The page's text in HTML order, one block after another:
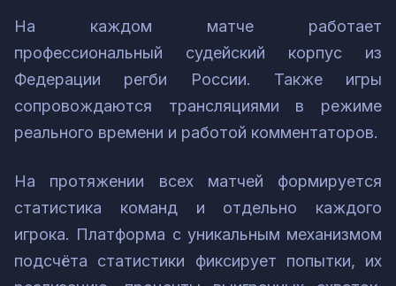
На каждом матче работает
профессиональный судейский корпус из
Федерации регби России. Также игры
сопровождаются трансляциями в режиме
реального времени и работой комментаторов.
На протяжении всех матчей формируется
статистика команд и отдельно каждого
игрока. Платформа с уникальным механизмом
подсчёта статистики фиксирует попытки, их